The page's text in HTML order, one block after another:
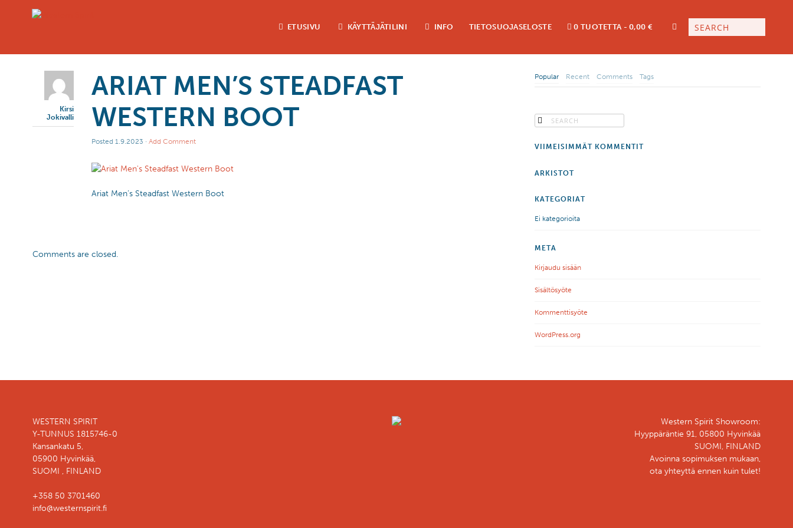
ETUSIVU KÄYTTÄJÄTILINI INFO TIETOSUOJASELOSTE 0 TUOTETTA 0,00 €
Kirsi
Jokivalli
ARIAT MEN’S STEADFAST
WESTERN BOOT
Posted 1.9.2023 · Add Comment
Ariat Men’s Steadfast Western Boot
Comments are closed.
Popular Recent Comments Tags
VIIMEISIMMÄT KOMMENTIT
ARKISTOT
KATEGORIAT
Ei kategorioita
META
Kirjaudu sisään
Sisältösyöte
Kommenttisyöte
WordPress.org
WESTERN SPIRIT
Y-TUNNUS 1815746-0
Kansankatu 5,
05900 Hyvinkää,
SUOMI , FINLAND
+358 50 3701460
info@westernspirit.fi
Western Spirit Showroom:
Hyyppäräntie 91, 05800 Hyvinkää
SUOMI, FINLAND
Avoinna sopimuksen mukaan,
ota yhteyttä ennen kuin tulet!